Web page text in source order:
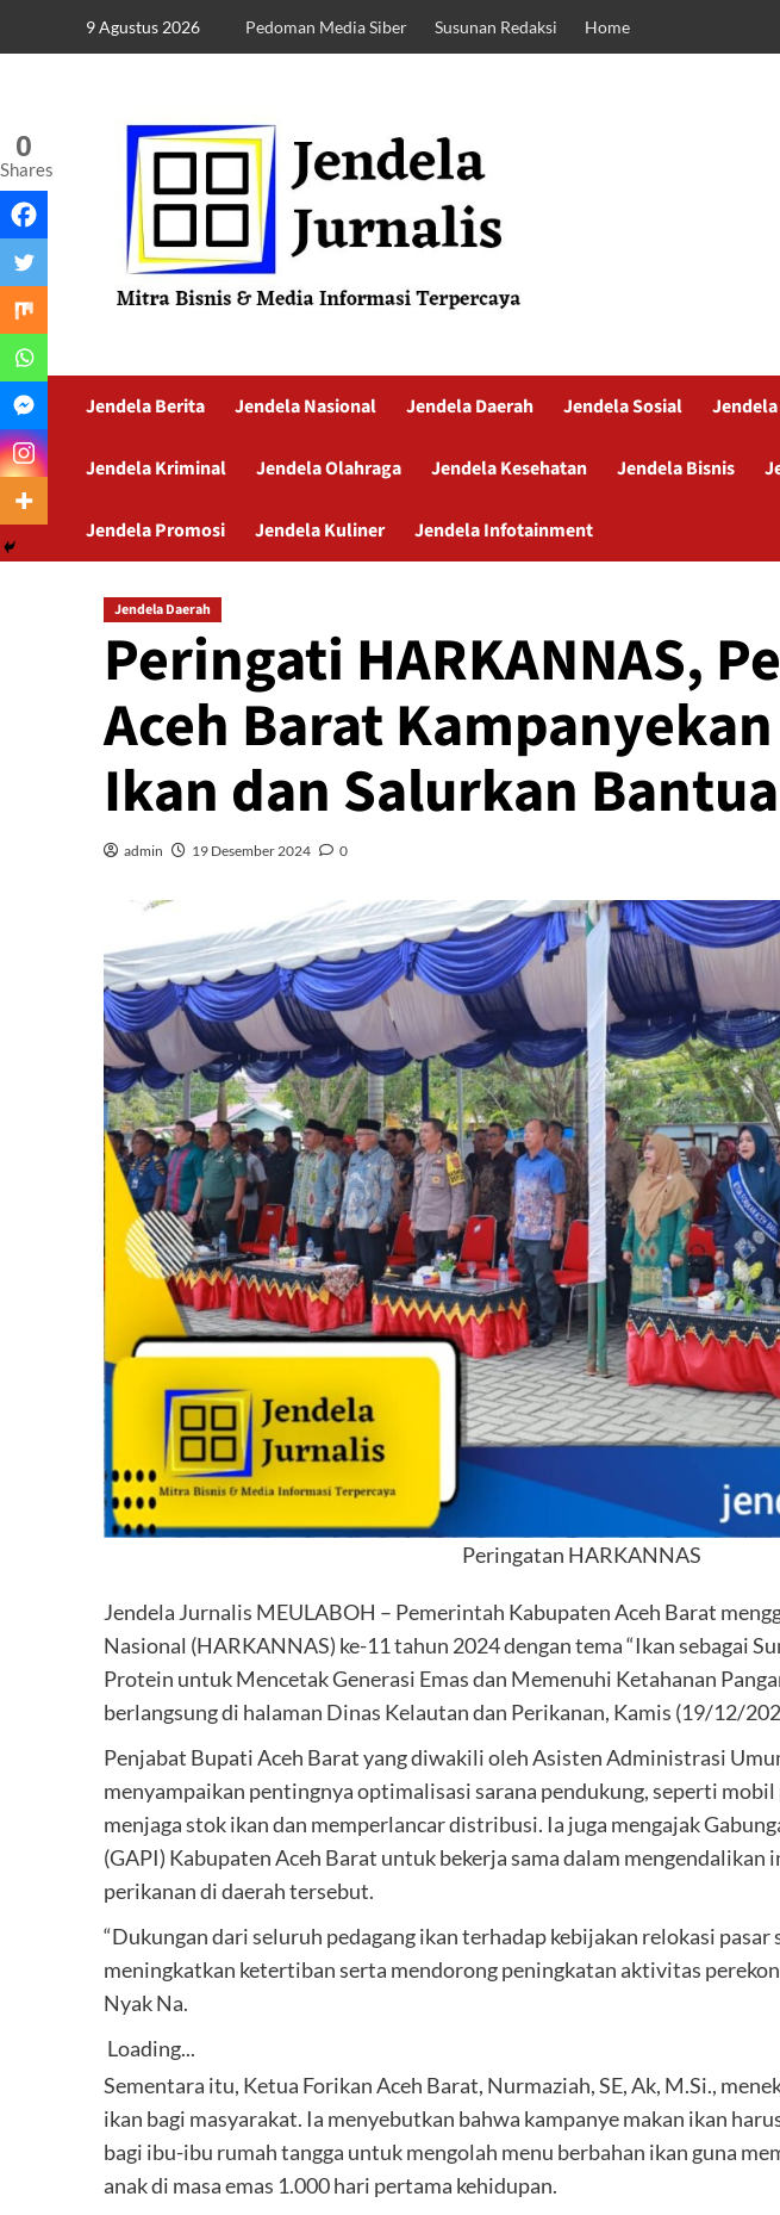
9 Agustus 2026 Pedoman Media Siber Susunan Redaksi Home
Jendela Berita Jendela Nasional Jendela Daerah Jendela Sosial
Jendela Kriminal Jendela Olahraga Jendela Kesehatan Jendela Bisnis
Jendela Promosi Jendela Kuliner Jendela Infotainment
Jendela Daerah
Peringati HARKANNAS,
Aceh Barat
Ikan dan Salurkan
admin 19 Desember 2024 0
Peringatan HARKANNAS
Jendela Jurnalis MEULABOH – Pemerintah Kabupaten Aceh Barat
Nasional (HARKANNAS) ke-11 tahun 2024 dengan tema “Ikan sebagai
Protein untuk Mencetak Generasi Emas dan Memenuhi Ketahanan
berlangsung di halaman Dinas Kelautan dan Perikanan, Kamis (19/12/
Penjabat Bupati Aceh Barat yang diwakili oleh Asisten Administrasi
menyampaikan pentingnya optimalisasi sarana pendukung, seperti
menjaga stok ikan dan memperlancar distribusi. Ia juga mengajak
(GAPI) Kabupaten Aceh Barat untuk bekerja sama dalam mengendalikan
perikanan di daerah tersebut.
“Dukungan dari seluruh pedagang ikan terhadap kebijakan relokasi
meningkatkan ketertiban serta mendorong peningkatan aktivitas
Nyak Na.
Loading...
Sementara itu, Ketua Forikan Aceh Barat, Nurmaziah, SE, Ak, M.Si.,
ikan bagi masyarakat. Ia menyebutkan bahwa kampanye makan ikan
bagi ibu-ibu rumah tangga untuk mengolah menu berbahan ikan guna
anak di masa emas 1.000 hari pertama kehidupan.
0
Shares